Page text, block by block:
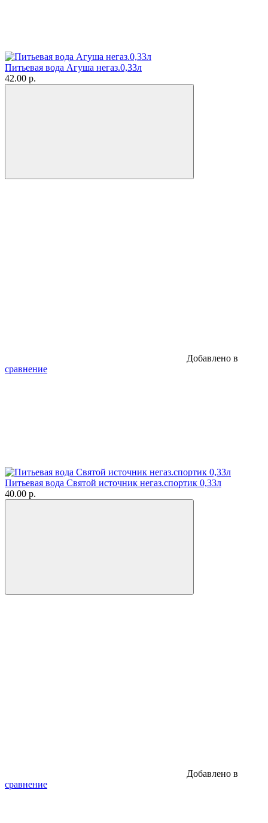
Питьевая вода Агуша негаз.0,33л
42.00 р.
Добавлено в
сравнение
Питьевая вода Святой источник негаз.спортик 0,33л
40.00 р.
Добавлено в
сравнение